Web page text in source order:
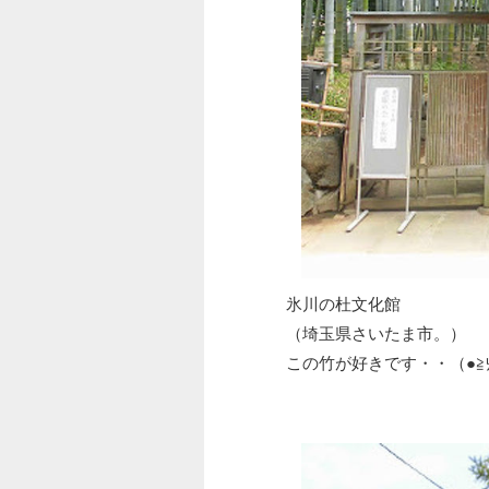
氷川の杜文化館
（埼玉県さいたま市。）
この竹が好きです・・（